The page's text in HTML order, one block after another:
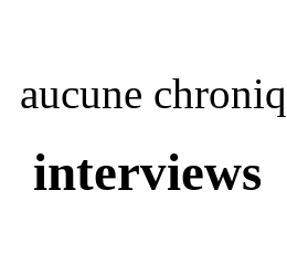
aucune
interviews